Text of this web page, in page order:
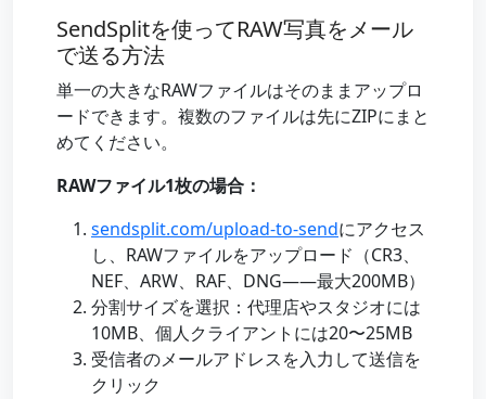
SendSplitを使ってRAW写真をメール
で送る方法
単一の大きなRAWファイルはそのままアップロ
ードできます。複数のファイルは先にZIPにまと
めてください。
RAWファイル1枚の場合：
sendsplit.com/upload-to-sendにアクセス
し、RAWファイルをアップロード（CR3、
NEF、ARW、RAF、DNG——最大200MB）
分割サイズを選択：代理店やスタジオには
10MB、個人クライアントには20〜25MB
受信者のメールアドレスを入力して送信を
クリック